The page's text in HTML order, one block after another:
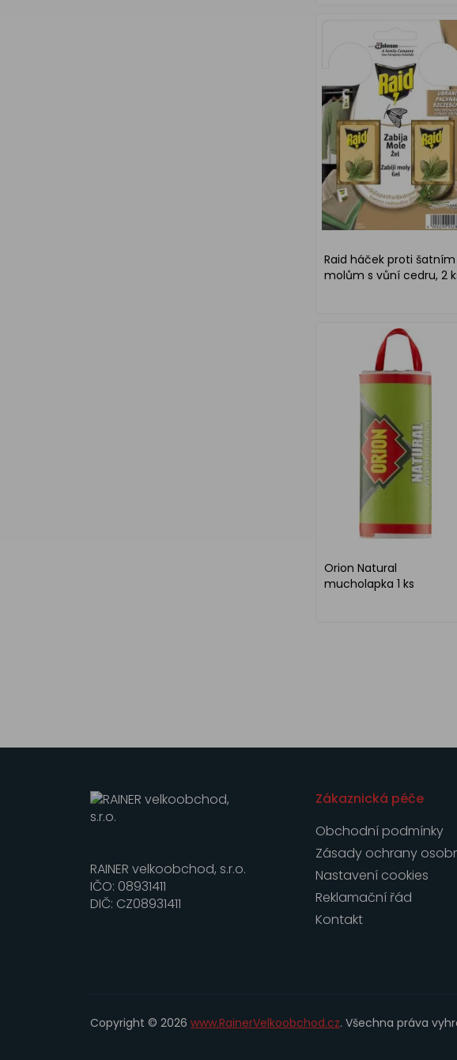
Raid háček proti šatním
molům s vůní cedru, 2
Orion Natural
mucholapka 1 ks
RAINER velkoobchod, s.r.o.
IČO: 08931411
DIČ: CZ08931411
Zákaznická péče
Obchodní podmínky
Zásady ochrany
Nastavení cookies
Reklamační řád
Kontakt
Copyright © 2026 www.RainerVelkoobchod.cz. Všechna práva